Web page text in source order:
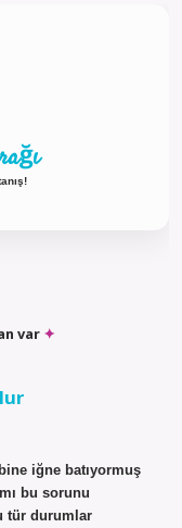
var
iğne batıyormuş
bu sorunu
tür durumlar